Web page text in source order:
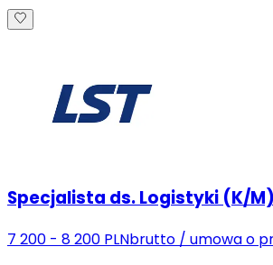
Specjalista ds. Logistyki (K/
7 200 - 8 200 PLNbrutto / umowa o